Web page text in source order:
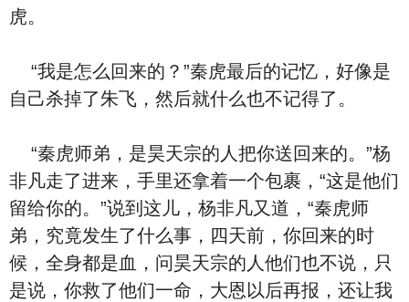
虎。
“我是怎么回来的？”秦虎最后的记忆，好像是
自己杀掉了朱飞，然后就什么也不记得了。
“秦虎师弟，是昊天宗的人把你送回来的。”杨
非凡走了进来，手里还拿着一个包裹，“这是他们
留给你的。”说到这儿，杨非凡又道，“秦虎师
弟，究竟发生了什么事，四天前，你回来的时
候，全身都是血，问昊天宗的人他们也不说，只
是说，你救了他们一命，大恩以后再报，还让我